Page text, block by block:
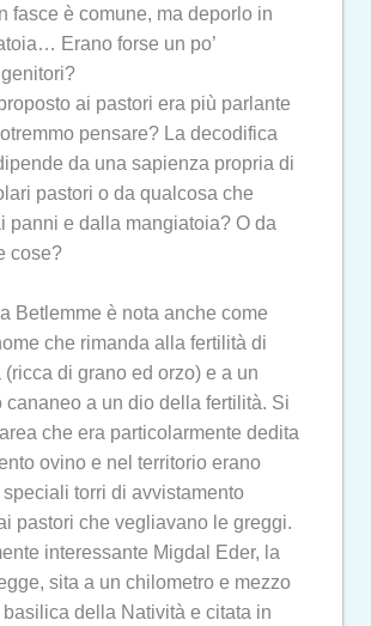
fasce è comune, ma deporlo in
Erano forse un po’
ai pastori era più parlante
pensare? La decodifica
da una sapienza propria di
pastori o da qualcosa che
panni e dalla mangiatoia? O da
cose?
Betlemme è nota anche come
che rimanda alla fertilità di
di grano ed orzo) e a un
cananeo a un dio della fertilità. Si
che era particolarmente dedita
ovino e nel territorio erano
speciali torri di avvistamento
pastori che vegliavano le greggi.
interessante Migdal Eder, la
sita a un chilometro e mezzo
basilica della Natività e citata in